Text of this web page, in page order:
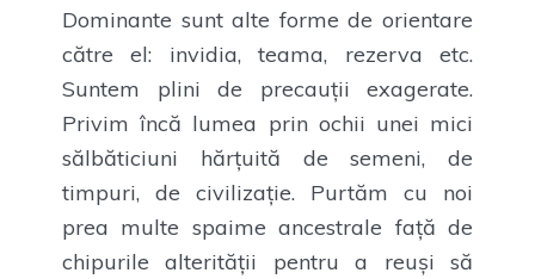
Dominante sunt alte forme de orientare
către el: invidia, teama, rezerva etc.
Suntem plini de precauții exagerate.
Privim încă lumea prin ochii unei mici
sălbăticiuni hărțuită de semeni, de
timpuri, de civilizație. Purtăm cu noi
prea multe spaime ancestrale față de
chipurile alterității pentru a reuși să